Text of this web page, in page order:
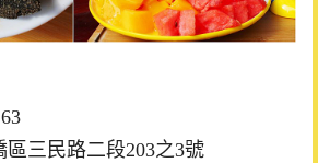
三民路二段203之3號